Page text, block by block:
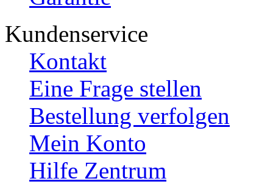
Kundenservice
Kontakt
Eine Frage stellen
Bestellung verfolgen
Mein Konto
Hilfe Zentrum